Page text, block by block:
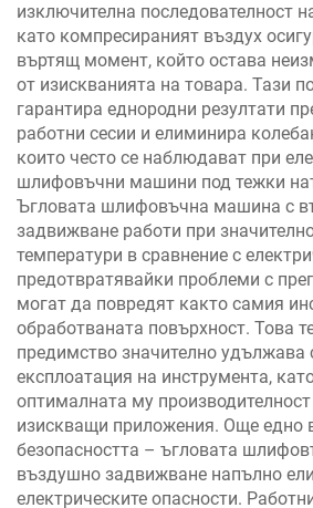
изключителна последователност
като компресираният въздух
въртящ момент, който остава
от изискванията на товара. Тази
гарантира еднородни резултати
работни сесии и елиминира
които често се наблюдават при
шлифовъчни машини под тежки
Ъгловата шлифовъчна машина с
задвижване работи при
температури в сравнение с
предотвратявайки проблеми с
могат да повредят както самия
обработваната повърхност. Това
предимство значително удължава
експлоатация на инструмента,
оптималната му
изискващи приложения. Още едно
безопасността – ъгловата
въздушно задвижване напълно
електрическите опасности.